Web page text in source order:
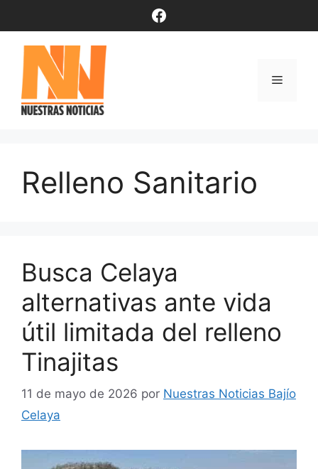
contenido
Facebook
Menú
Relleno Sanitario
Busca Celaya
alternativas ante vida
útil limitada del relleno
Tinajitas
11 de mayo de 2026 por Nuestras Noticias Bajío
Celaya